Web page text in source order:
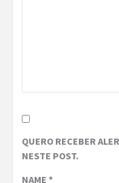
QUERO RECEBER
NESTE POST.
NAME *